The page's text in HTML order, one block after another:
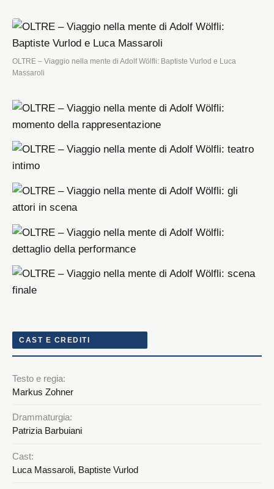
OLTRE – Viaggio nella mente di Adolf Wölfli: Baptiste Vurlod e Luca
Massaroli
CAST E CREDITI
Testo e regia:
Markus Zohner
Drammaturgia:
Patrizia Barbuiani
Cast:
Luca Massaroli, Baptiste Vurlod